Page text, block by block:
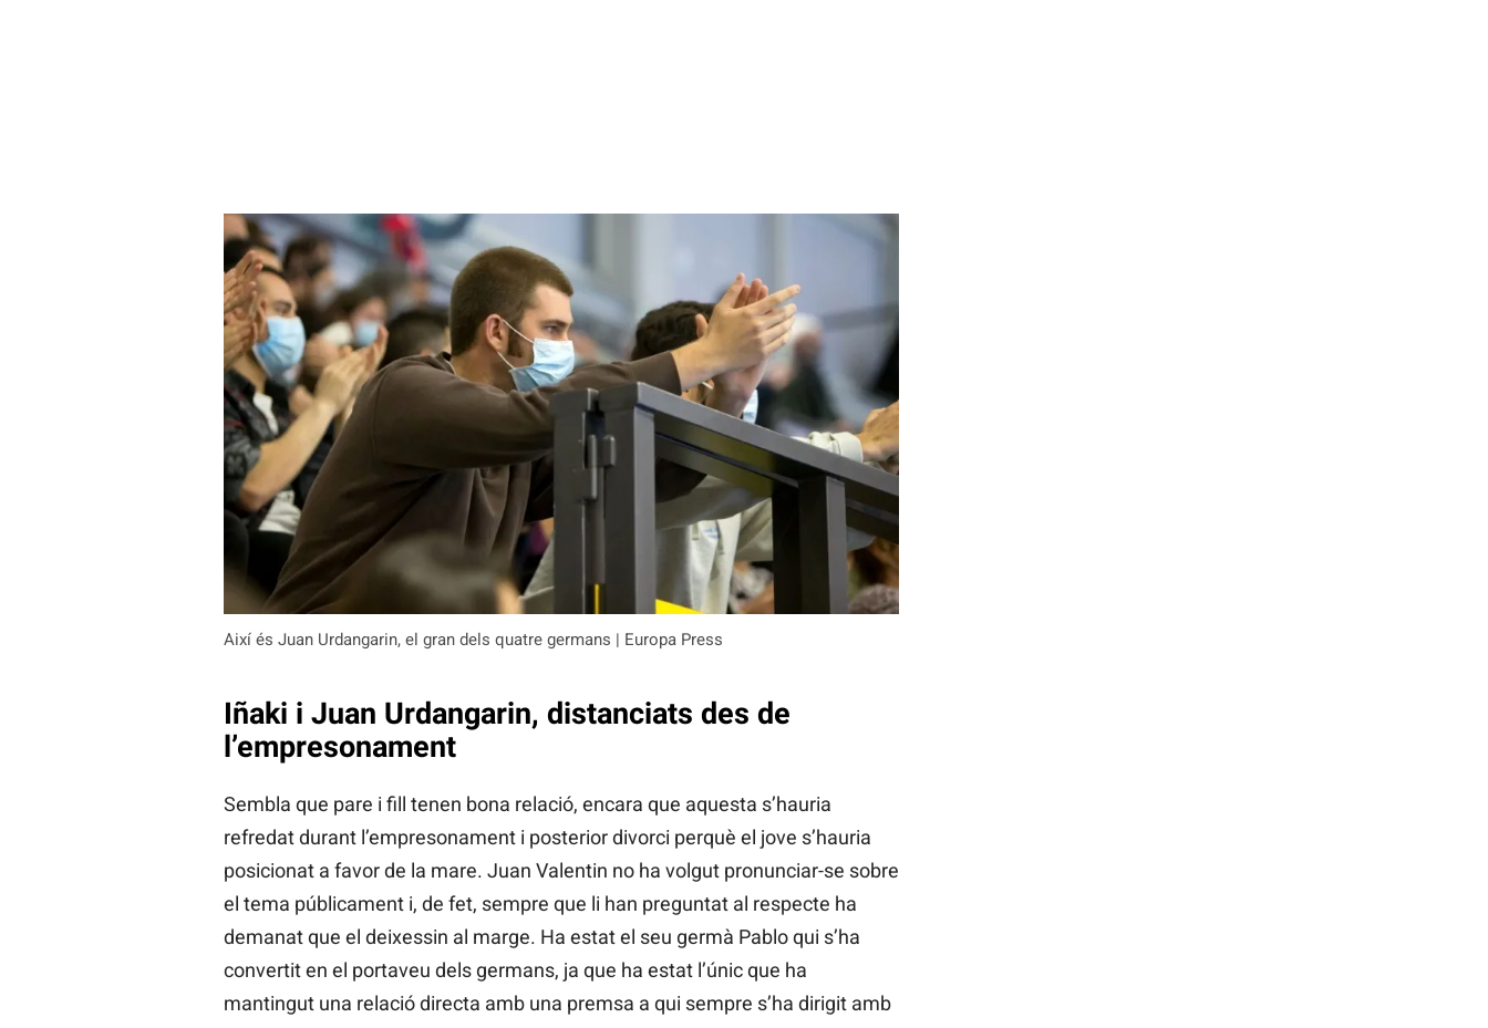
Així és Juan Urdangarin, el gran dels quatre germans | Europa Press
Iñaki i Juan Urdangarin, distanciats des de
l’empresonament
Sembla que pare i fill tenen bona relació, encara que aquesta s’hauria
refredat durant l’empresonament i posterior divorci perquè el jove s’hauria
posicionat a favor de la mare. Juan Valentin no ha volgut pronunciar-se sobre
el tema públicament i, de fet, sempre que li han preguntat al respecte ha
demanat que el deixessin al marge. Ha estat el seu germà Pablo qui s’ha
convertit en el portaveu dels germans, ja que ha estat l’únic que ha
mantingut una relació directa amb una premsa a qui sempre s’ha dirigit amb